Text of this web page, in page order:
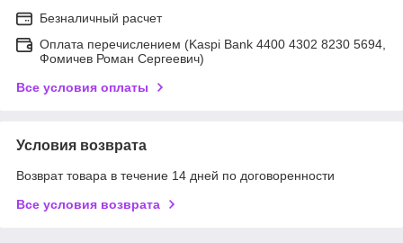
Безналичный расчет
Оплата перечислением (Kaspi Bank 4400 4302 8230 5694,
Фомичев Роман Сергеевич)
Все условия оплаты
Условия возврата
Возврат товара в течение 14 дней по договоренности
Все условия возврата